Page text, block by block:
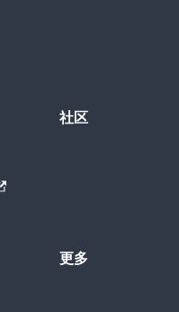
社区
更多